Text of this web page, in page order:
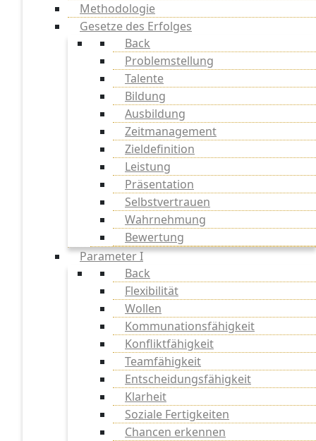
Methodologie
Gesetze des Erfolges
Back
Problemstellung
Talente
Bildung
Ausbildung
Zeitmanagement
Zieldefinition
Leistung
Präsentation
Selbstvertrauen
Wahrnehmung
Bewertung
Parameter I
Back
Flexibilität
Wollen
Kommunationsfähigkeit
Konfliktfähigkeit
Teamfähigkeit
Entscheidungsfähigkeit
Klarheit
Soziale Fertigkeiten
Chancen erkennen